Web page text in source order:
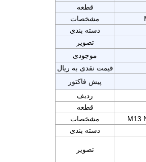
قطعه
مشخصات
دسته بندی
تصویر
موجودی
قیمت نقدی به ریال
پیش فاکتور
ردیف
قطعه
مشخصات
M13
دسته بندی
تصویر